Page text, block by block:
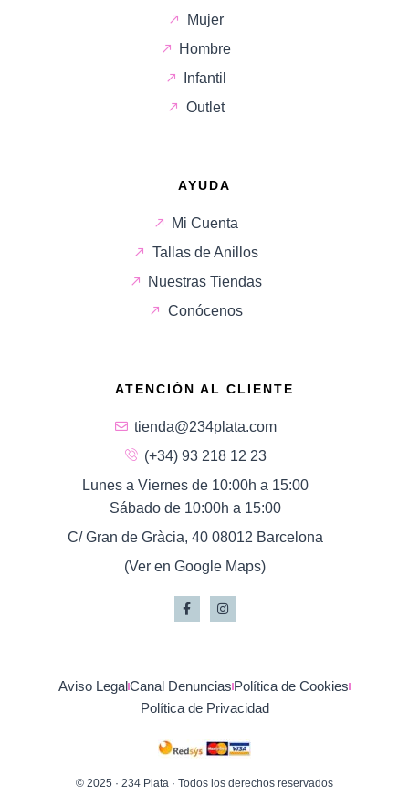
Mujer
Hombre
Infantil
Outlet
AYUDA
Mi Cuenta
Tallas de Anillos
Nuestras Tiendas
Conócenos
ATENCIÓN AL CLIENTE
tienda@234plata.com
(+34) 93 218 12 23
Lunes a Viernes de 10:00h a 15:00
Sábado de 10:00h a 15:00
C/ Gran de Gràcia, 40 08012 Barcelona
(Ver en Google Maps)
Aviso LegalCanal Denuncias Política de Cookies
Política de Privacidad
© 2025 · 234 Plata · Todos los derechos reservados